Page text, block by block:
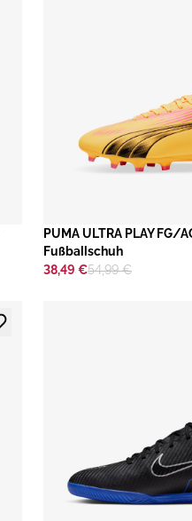
​PUMA ULTRA PLAY FG/
Fußballschuh
38,49 €54,99 €